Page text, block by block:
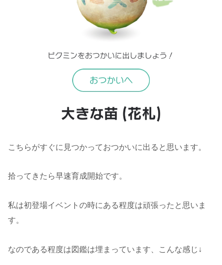
こちらがすぐに見つかっておつかいに出ると思います。
拾ってきたら早速育成開始です。
私は初登場イベントの時にある程度は頑張ったと思いま
す。
なのである程度は図鑑は埋まっています、こんな感じ↓